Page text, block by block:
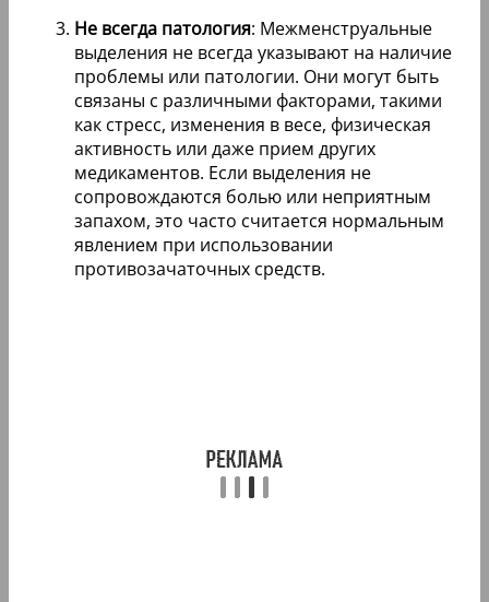
Не всегда патология: Межменструальные
выделения не всегда указывают на наличие
проблемы или патологии. Они могут быть
связаны с различными факторами, такими
как стресс, изменения в весе, физическая
активность или даже прием других
медикаментов. Если выделения не
сопровождаются болью или неприятным
запахом, это часто считается нормальным
явлением при использовании
противозачаточных средств.